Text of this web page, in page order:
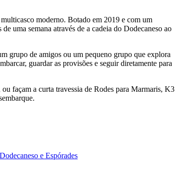
moderno. Botado em 2019 e com um
uma semana através de a cadeia do Dodecaneso ao
grupo de amigos ou um pequeno grupo que explora
guardar as provisões e seguir diretamente para
façam a curta travessia de Rodes para Marmaris, K3
e Espórades